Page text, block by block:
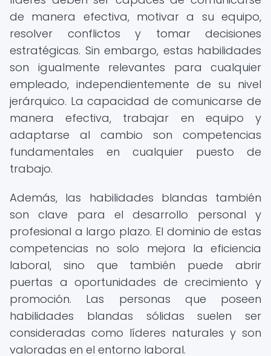
de manera efectiva, motivar a su equipo,
resolver conflictos y tomar decisiones
estratégicas. Sin embargo, estas habilidades
son igualmente relevantes para cualquier
empleado, independientemente de su nivel
jerárquico. La capacidad de comunicarse de
manera efectiva, trabajar en equipo y
adaptarse al cambio son competencias
fundamentales en cualquier puesto de
trabajo.
Además, las habilidades blandas también
son clave para el desarrollo personal y
profesional a largo plazo. El dominio de estas
competencias no solo mejora la eficiencia
laboral, sino que también puede abrir
puertas a oportunidades de crecimiento y
promoción. Las personas que poseen
habilidades blandas sólidas suelen ser
consideradas como líderes naturales y son
valoradas en el entorno laboral.